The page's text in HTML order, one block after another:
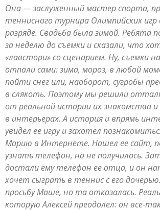
Она — заслуженный мастер спорта,
теннисного турнира Олимпийских игр
разряде. Свадьба была зимой. Ребята
за неделю до съемки и сказали, что
«лавстори» со сценарием. Ну, съемки
отпали сами: зима, мороз, в любой
пойти снег или, наоборот, сугробы
в слякоть. Поэтому мы решили
от реальной истории их знакомства
в интерьерах. А история и впрямь
увидел ее игру и захотел
Марию в Интернете. Нашел ее сайт,
узнать телефон, но не получилось.
достали ему телефон ее отца, и он
хочет сыграть в теннис с его
просьбу Маше, но та отказалась.
которую Алексей преодолел: он все-